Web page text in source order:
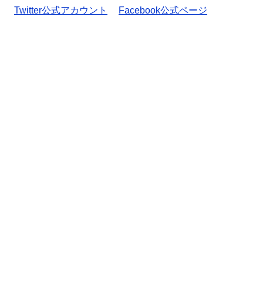
Twitter公式アカウント
Facebook公式ページ